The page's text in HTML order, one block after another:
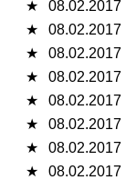
★
08.02.2017
★
08.02.2017
★
08.02.2017
★
08.02.2017
★
08.02.2017
★
08.02.2017
★
08.02.2017
★
08.02.2017